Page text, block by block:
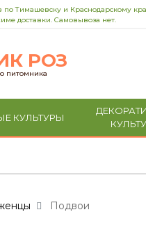
по Тимашевску и Краснодарскому
доставки. Самовывоза нет.
РОЗ
питомника
КУЛЬТУРЫ
Подвои